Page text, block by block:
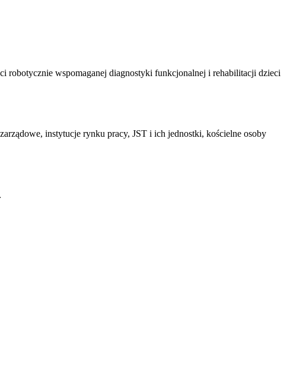
robotycznie wspomaganej diagnostyki funkcjonalnej i rehabilitacji dzieci
instytucje rynku pracy, JST i ich jednostki, kościelne osoby